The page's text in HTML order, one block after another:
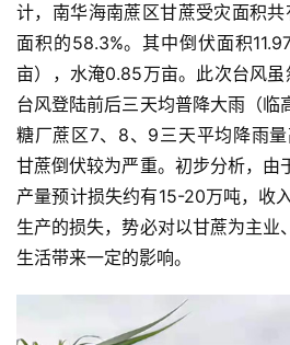
计，南华海南蔗区甘蔗受灾面积
面积的58.3%。其中倒伏面积
亩），水淹0.85万亩。此次台风
台风登陆前后三天均普降大雨（临
糖厂蔗区7、8、9三天平均降雨
甘蔗倒伏较为严重。初步分析，由
产量预计损失约有15-20万吨，收
生产的损失，势必对以甘蔗为主业
生活带来一定的影响。